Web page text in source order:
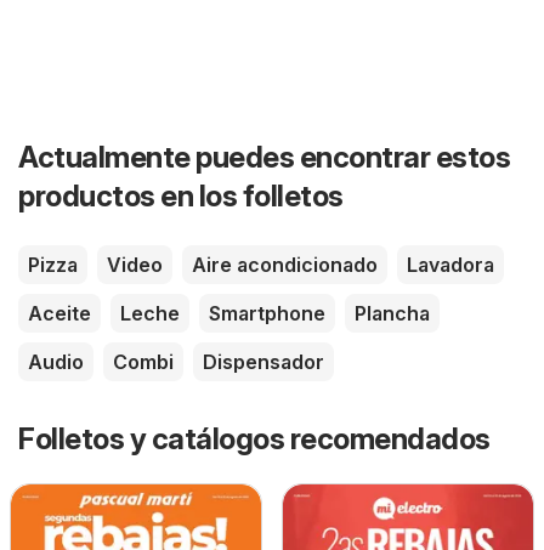
Actualmente puedes encontrar estos
productos en los folletos
Pizza Video Aire acondicionado
Lavadora
Aceite
Leche Smartphone
Plancha
Audio
Combi Dispensador
Folletos y catálogos recomendados